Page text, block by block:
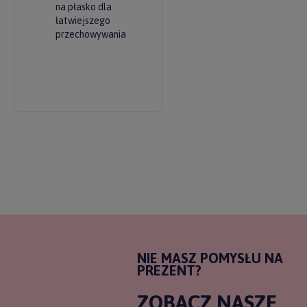
na płasko dla
łatwiejszego
przechowywania
NIE MASZ POMYSŁU NA
PREZENT?